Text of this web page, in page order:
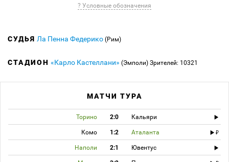
? Условные обозначения
СУДЬЯ Ла Пенна Федерико (Рим)
СТАДИОН «Карло Кастеллани» (Эмполи) Зрителей: 10321
МАТЧИ ТУРА
Торино 2:0 Кальяри
Комо 1:2 Аталанта
Наполи 2:1 Ювентус